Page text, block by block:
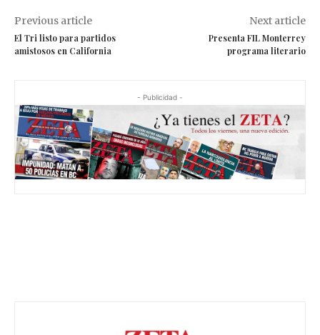
Previous article
El Tri listo para partidos
amistosos en California
Next article
Presenta FIL Monterrey
programa literario
- Publicidad -